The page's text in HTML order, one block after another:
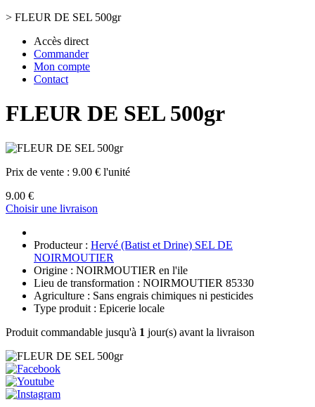
> FLEUR DE SEL 500gr
Accès direct
Commander
Mon compte
Contact
FLEUR DE SEL 500gr
Prix de vente : 9.00 € l'unité
9.00 €
Choisir une livraison
Producteur : Hervé (Batist et Drine) SEL DE
NOIRMOUTIER
Origine : NOIRMOUTIER en l'ile
Lieu de transformation : NOIRMOUTIER 85330
Agriculture : Sans engrais chimiques ni pesticides
Type produit : Epicerie locale
Produit commandable jusqu'à 1 jour(s) avant la livraison